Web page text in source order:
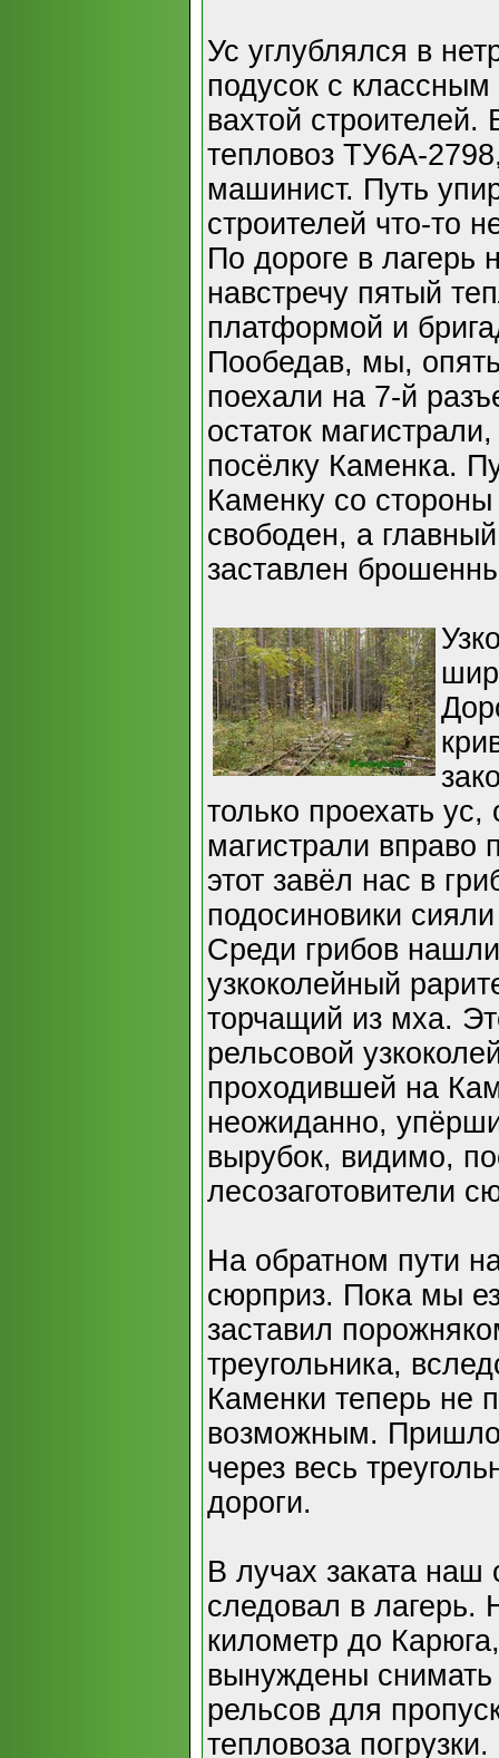
Ус углублялся в
подусок с
вахтой строителей.
тепловоз ТУ6А-
машинист. Путь
строителей что-то
По дороге в
навстречу пятый
платформой и
Пообедав, мы,
поехали на 7-й
остаток
посёлку Каменка.
Каменку со
свободен, а
заставлен
только проехать
магистрали вправо
этот завёл нас в
подосиновики
Среди грибов
узкоколейный
торчащий из мха.
рельсовой
проходившей на
неожиданно,
вырубок, видимо,
лесозаготовители
На обратном пути
сюрприз. Пока мы
заставил
треугольника,
Каменки теперь не
возможным.
через весь
дороги.
В лучах заката наш
следовал в лагерь.
километр до
вынуждены снимать
рельсов для
тепловоза